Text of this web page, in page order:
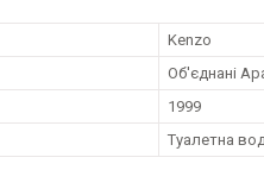
Kenzo
Об'єднані
1999
Туалетна